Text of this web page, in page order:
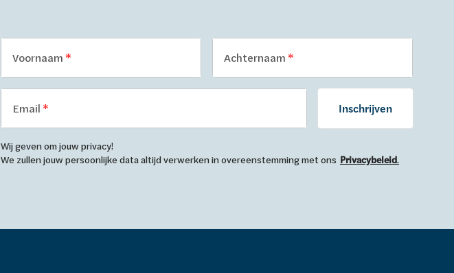
Voornaam Achternaam
Email Inschrijven
Wij geven om jouw privacy!
We zullen jouw persoonlijke data altijd verwerken in overeenstemming met ons Privacybeleid.